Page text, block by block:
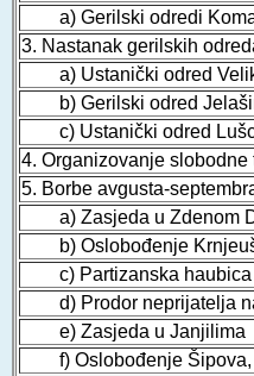
a) Gerilski odredi
3. Nastanak gerilskih
a) Ustanički odred
b) Gerilski odred
c) Ustanički odred
4. Organizovanje slobodne
5. Borbe avgusta-
a) Zasjeda u Zdenom
b) Oslobođenje
c) Partizanska haubica
d) Prodor neprijatelja
e) Zasjeda u Janjilima
f) Oslobođenje Šipova,